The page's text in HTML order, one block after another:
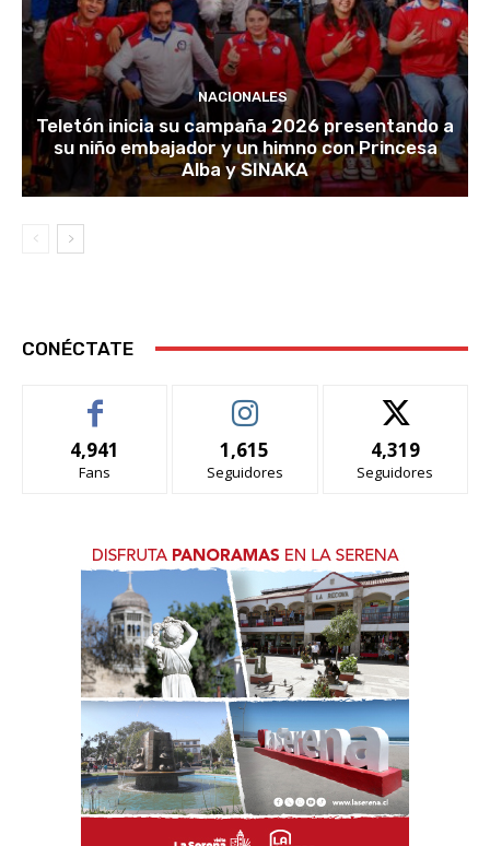
NACIONALES
Teletón inicia su campaña 2026 presentando a
su niño embajador y un himno con Princesa
Alba y SINAKA
CONÉCTATE
4,941
Fans
1,615
Seguidores
4,319
Seguidores